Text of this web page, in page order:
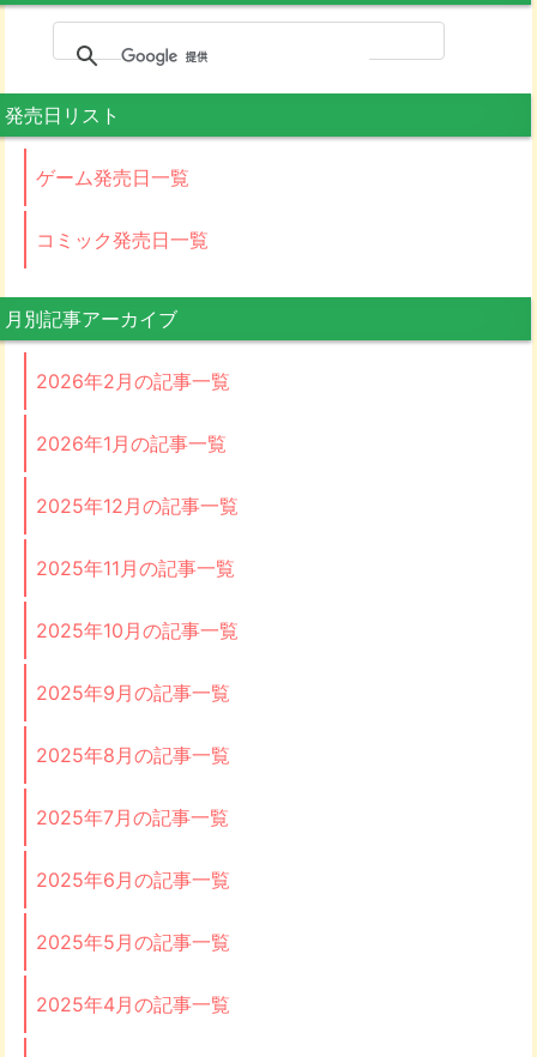
発売日リスト
ゲーム発売日一覧
コミック発売日一覧
月別記事アーカイブ
2026年2月の記事一覧
2026年1月の記事一覧
2025年12月の記事一覧
2025年11月の記事一覧
2025年10月の記事一覧
2025年9月の記事一覧
2025年8月の記事一覧
2025年7月の記事一覧
2025年6月の記事一覧
2025年5月の記事一覧
2025年4月の記事一覧